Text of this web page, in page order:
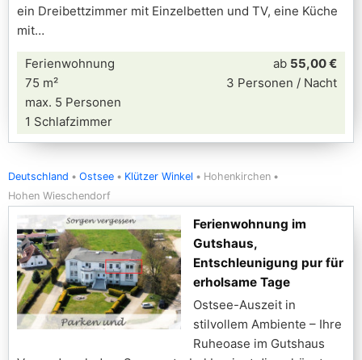
ein Dreibettzimmer mit Einzelbetten und TV, eine Küche
mit
Ferienwohnung
75 m²
max. 5 Personen
1 Schlafzimmer
ab 55,00 €
3 Personen / Nacht
Deutschland Ostsee Klützer Winkel
Hohenkirchen
Hohen Wieschendorf
Ferienwohnung im
Gutshaus,
Entschleunigung pur für
erholsame Tage
Ostsee-Auszeit in
stilvollem Ambiente – Ihre
Ruheoase im Gutshaus